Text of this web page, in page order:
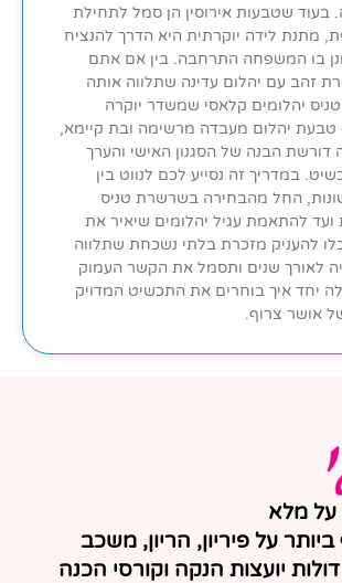
בעוד שטבעות אירוסין הן סמל לתחילת
מתנת לידה יוקרתית היא הדרך להנציח
בו המשפחה התרחבה. בין אם אתם
זהב עם יהלום עדינה שתלווה אותה
טניס יהלומים קלאסי שמשדר יוקרה
טבעת יהלום מעבדה מרשימה ובת קיימא,
דורשת הבנה של הסגנון האישי והערך
במדריך זה נסייע לכם לנווט בין
החל מהבחירה בשרשרת טניס
ועד להתאמת עגיל יהלומים שיאיר את
להעניק מזכרת בלתי נשכחת שתלווה
לאורך שנים ותסמל את הקשר העמוק
יחד איך בוחרים את התכשיט המדויק
אושר צרוף.
על מלא
על פיריון, הריון, משכב
יועצות הנקה וקורסי הכנה